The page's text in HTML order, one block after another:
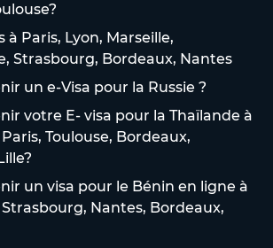
à Paris, Lyon, Marseille,
Strasbourg, Bordeaux, Nantes
un e-Visa pour la Russie ?
votre E- visa pour la Thaïlande à
Toulouse, Bordeaux,
un visa pour le Bénin en ligne à
Strasbourg, Nantes, Bordeaux,